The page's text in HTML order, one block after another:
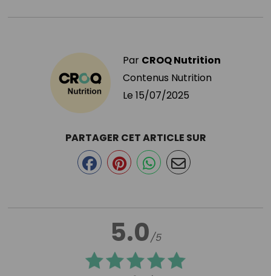
Par CROQ Nutrition
Contenus Nutrition
Le 15/07/2025
5.0/5
PARTAGER CET ARTICLE SUR